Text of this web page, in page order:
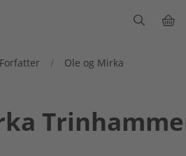
Forfatter /
Ole og Mirka